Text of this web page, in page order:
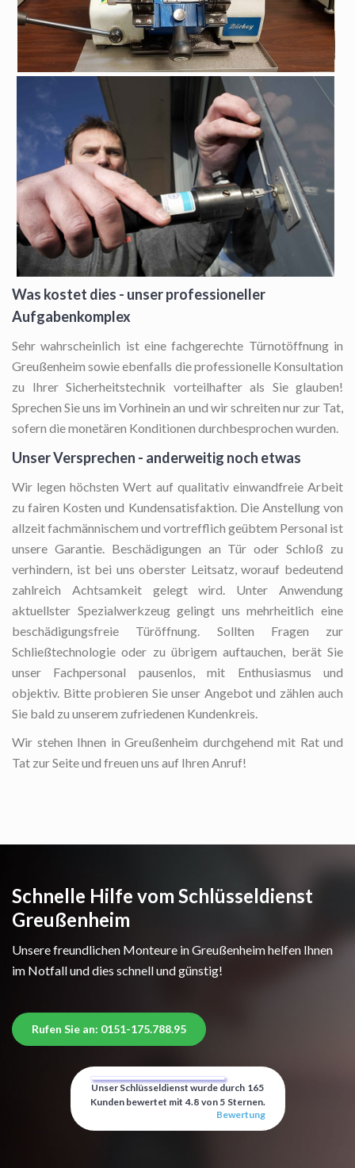
Was kostet dies - unser professioneller
Aufgabenkomplex
Sehr wahrscheinlich ist eine fachgerechte Türnotöffnung in
Greußenheim sowie ebenfalls die professionelle Konsultation
zu Ihrer Sicherheitstechnik vorteilhafter als Sie glauben!
Sprechen Sie uns im Vorhinein an und wir schreiten nur zur Tat,
sofern die monetären Konditionen durchbesprochen wurden.
Unser Versprechen - anderweitig noch etwas
Wir legen höchsten Wert auf qualitativ einwandfreie Arbeit
zu fairen Kosten und Kundensatisfaktion. Die Anstellung von
allzeit fachmännischem und vortrefflich geübtem Personal ist
unsere Garantie. Beschädigungen an Tür oder Schloß zu
verhindern, ist bei uns oberster Leitsatz, worauf bedeutend
zahlreich Achtsamkeit gelegt wird. Unter Anwendung
aktuellster Spezialwerkzeug gelingt uns mehrheitlich eine
beschädigungsfreie Türöffnung. Sollten Fragen zur
Schließtechnologie oder zu übrigem auftauchen, berät Sie
unser Fachpersonal pausenlos, mit Enthusiasmus und
objektiv. Bitte probieren Sie unser Angebot und zählen auch
Sie bald zu unserem zufriedenen Kundenkreis.
Wir stehen Ihnen in Greußenheim durchgehend mit Rat und
Tat zur Seite und freuen uns auf Ihren Anruf!
Schnelle Hilfe vom Schlüsseldienst
Greußenheim
Unsere freundlichen Monteure in Greußenheim helfen Ihnen
im Notfall und dies schnell und günstig!
Rufen Sie an: 0151-175.788.95
Unser Schlüsseldienst wurde durch 165
Kunden bewertet mit 4.8 von 5 Sternen.
Bewertung